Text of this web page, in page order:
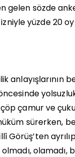
gelen sözde
yüzde 20
anlayışlarının
çamur ve
sürerken,
Görüş’ten
olamadı,